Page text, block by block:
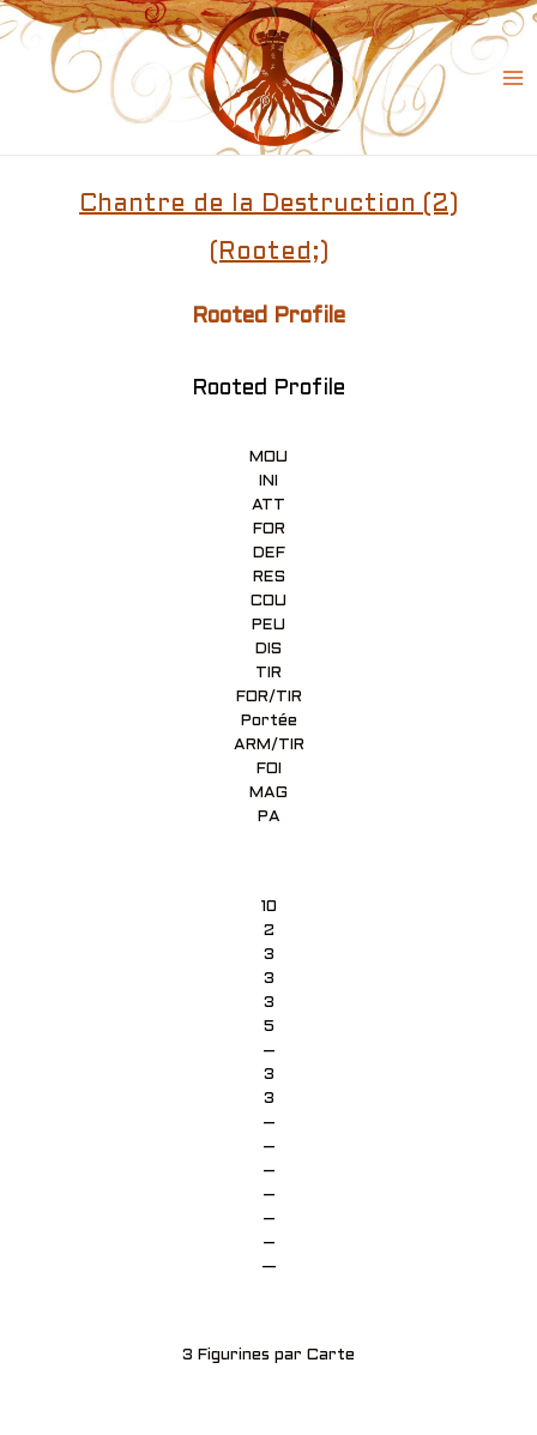
Skip
to
content
Chantre de la Destruction (2)
(Rooted;)
Rooted Profile
Rooted Profile
MOU
INI
ATT
FOR
DEF
RES
COU
PEU
DIS
TIR
FOR/TIR
Portée
ARM/TIR
FOI
MAG
PA
10
2
3
3
3
5
–
3
3
–
–
–
–
–
–
—
3 Figurines par Carte